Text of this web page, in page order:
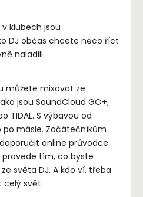
v klubech jsou
DJ občas chcete něco říct
naladili.
můžete mixovat ze
jsou SoundCloud GO+,
TIDAL. S výbavou od
po másle. Začátečníkům
online průvodce
provede tím, co byste
světa DJ. A kdo ví, třeba
celý svět.